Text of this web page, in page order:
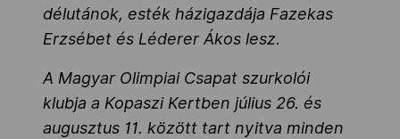
délutánok, esték házigazdája Fazekas
Erzsébet és Léderer Ákos lesz.
A Magyar Olimpiai Csapat szurkolói
klubja a Kopaszi Kertben július 26. és
augusztus 11. között tart nyitva minden